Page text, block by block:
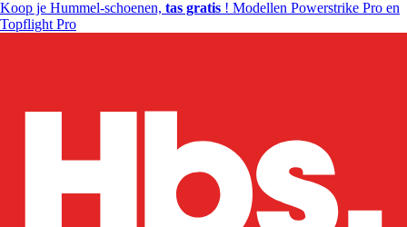
Koop je Hummel-schoenen, tas gratis ! Modellen Powerstrike Pro en
Topflight Pro